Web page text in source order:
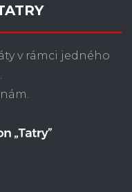
v rámci jedného